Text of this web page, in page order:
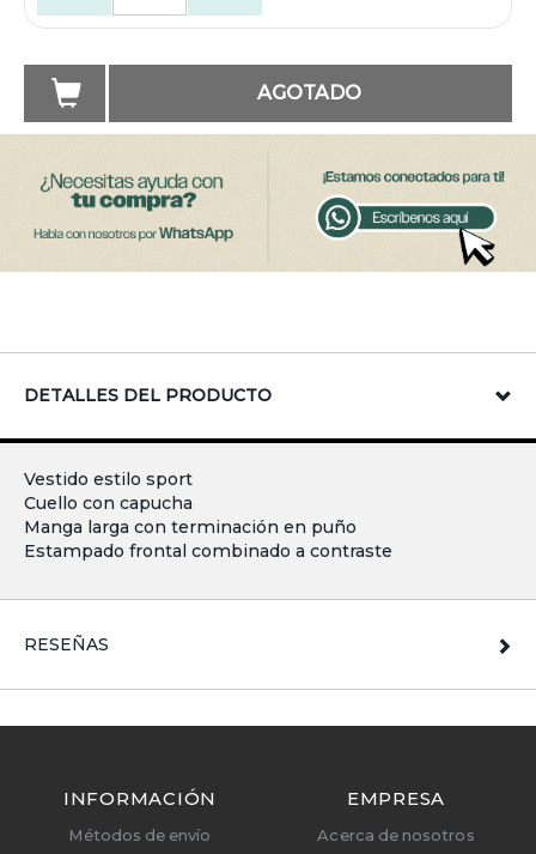
AGOTADO
DETALLES DEL PRODUCTO
Vestido estilo sport
Cuello con capucha
Manga larga con terminación en puño
Estampado frontal combinado a contraste
RESEÑAS
INFORMACIÓN
Métodos de envío
EMPRESA
Acerca de nosotros